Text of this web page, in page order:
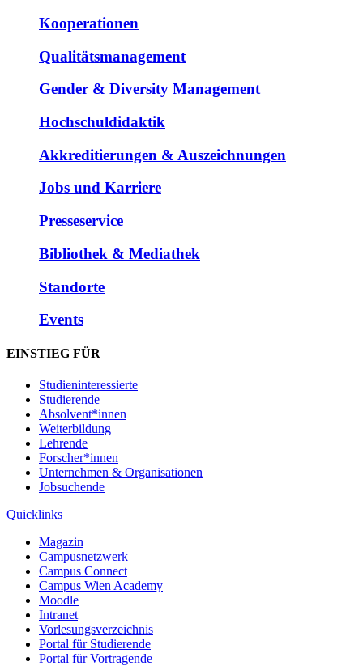
Kooperationen
Qualitätsmanagement
Gender & Diversity Management
Hochschuldidaktik
Akkreditierungen & Auszeichnungen
Jobs und Karriere
Presseservice
Bibliothek & Mediathek
Standorte
Events
EINSTIEG FÜR
Studieninteressierte
Studierende
Absolvent*innen
Weiterbildung
Lehrende
Forscher*innen
Unternehmen & Organisationen
Jobsuchende
Quicklinks
Magazin
Campusnetzwerk
Campus Connect
Campus Wien Academy
Moodle
Intranet
Vorlesungsverzeichnis
Portal für Studierende
Portal für Vortragende